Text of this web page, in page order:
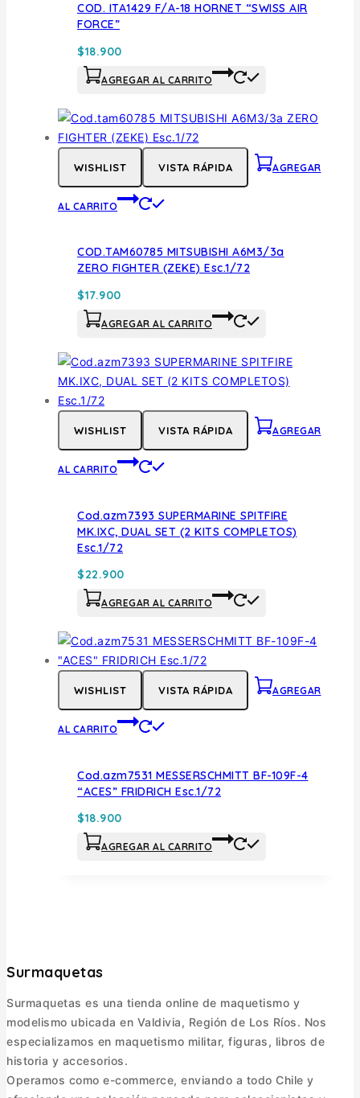
COD. ITA1429 F/A-18 HORNET “SWISS AIR
FORCE”
$18.900
AGREGAR AL CARRITO
WISHLIST VISTA RÁPIDA AGREGAR
AL CARRITO
COD.TAM60785 MITSUBISHI A6M3/3a
ZERO FIGHTER (ZEKE) Esc.1/72
$17.900
AGREGAR AL CARRITO
WISHLIST VISTA RÁPIDA AGREGAR
AL CARRITO
Cod.azm7393 SUPERMARINE SPITFIRE
MK.IXC, DUAL SET (2 KITS COMPLETOS)
Esc.1/72
$22.900
AGREGAR AL CARRITO
WISHLIST VISTA RÁPIDA AGREGAR
AL CARRITO
Cod.azm7531 MESSERSCHMITT BF-109F-4
“ACES” FRIDRICH Esc.1/72
$18.900
AGREGAR AL CARRITO
Surmaquetas
Surmaquetas es una tienda online de maquetismo y
modelismo ubicada en Valdivia, Región de Los Ríos. Nos
especializamos en maquetismo militar, figuras, libros de
historia y accesorios.
Operamos como e-commerce, enviando a todo Chile y